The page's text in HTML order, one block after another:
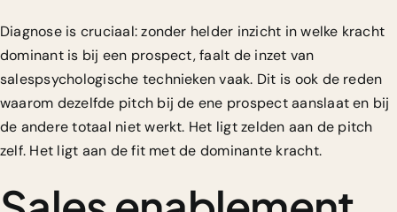
Diagnose is cruciaal: zonder helder inzicht in welke kracht
dominant is bij een prospect, faalt de inzet van
salespsychologische technieken vaak. Dit is ook de reden
waarom dezelfde pitch bij de ene prospect aanslaat en bij
de andere totaal niet werkt. Het ligt zelden aan de pitch
zelf. Het ligt aan de fit met de dominante kracht.